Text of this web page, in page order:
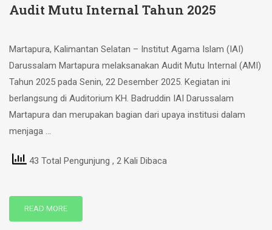
Audit Mutu Internal Tahun 2025
Martapura, Kalimantan Selatan – Institut Agama Islam (IAI)
Darussalam Martapura melaksanakan Audit Mutu Internal (AMI)
Tahun 2025 pada Senin, 22 Desember 2025. Kegiatan ini
berlangsung di Auditorium KH. Badruddin IAI Darussalam
Martapura dan merupakan bagian dari upaya institusi dalam
menjaga …
43 Total Pengunjung , 2 Kali Dibaca
READ MORE